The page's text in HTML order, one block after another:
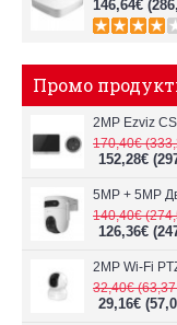
146,64€
Промо
170,40€
152,28€
140,40€
126,36€
32,40€(63,37
29,16€